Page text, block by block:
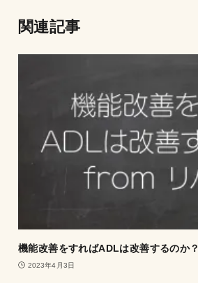
関連記事
機能改善をすればADLは改善するのか？
2023年4月3日